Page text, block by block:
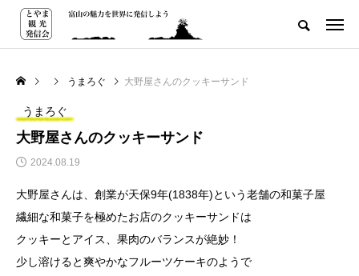
うまろぐ 大野屋さんのクッキーサンド
うまろぐ
大野屋さんのクッキーサンド
2024.08.19
大野屋さんは、創業が天保9年(1838年)という老舗の和菓子屋
繊細な和菓子を極めたお店のクッキーサンドは
クッキーとアイス、果肉のバランスが絶妙！
少し溶けると爽やかなフルーツケーキのようで